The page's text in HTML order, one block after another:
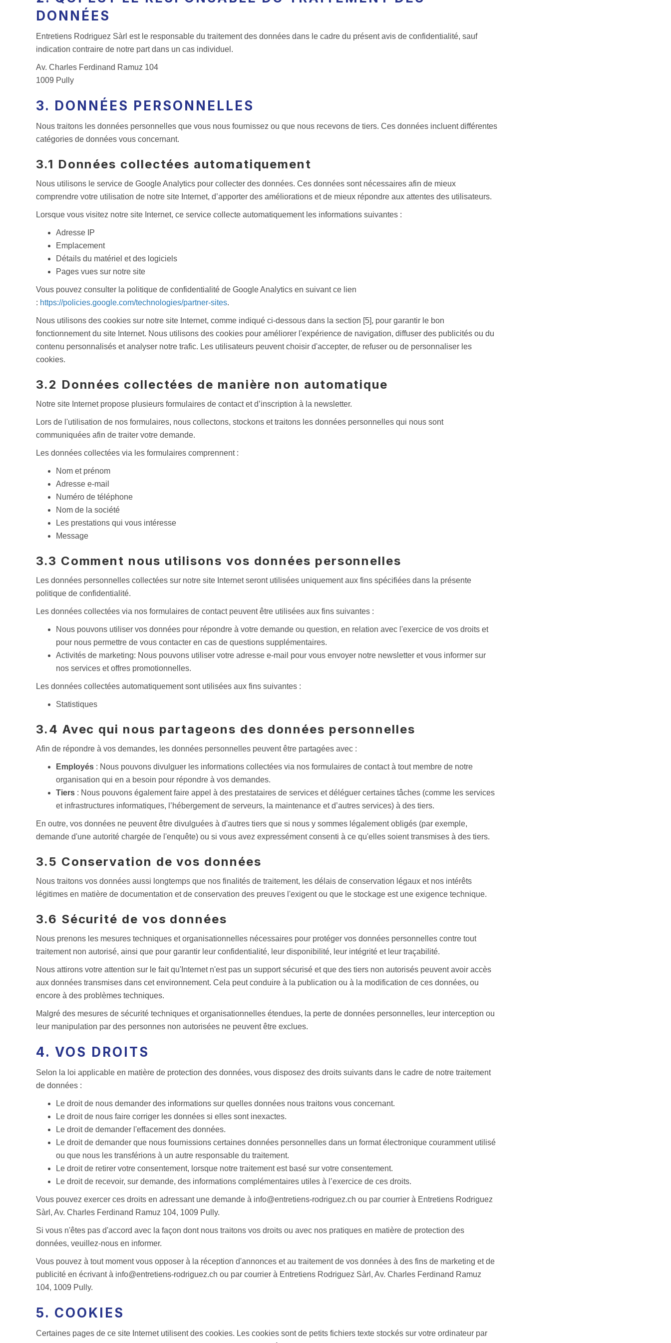
DONNÉES
Entretiens Rodriguez Sàrl est le responsable du traitement des données dans le cadre du présent avis de confidentialité, sauf
indication contraire de notre part dans un cas individuel.
Av. Charles Ferdinand Ramuz 104
1009 Pully
3. DONNÉES PERSONNELLES
Nous traitons les données personnelles que vous nous fournissez ou que nous recevons de tiers. Ces données incluent différentes
catégories de données vous concernant.
3.1 Données collectées automatiquement
Nous utilisons le service de Google Analytics pour collecter des données. Ces données sont nécessaires afin de mieux
comprendre votre utilisation de notre site Internet, d’apporter des améliorations et de mieux répondre aux attentes des utilisateurs.
Lorsque vous visitez notre site Internet, ce service collecte automatiquement les informations suivantes :
Adresse IP
Emplacement
Détails du matériel et des logiciels
Pages vues sur notre site
Vous pouvez consulter la politique de confidentialité de Google Analytics en suivant ce lien
: https://policies.google.com/technologies/partner-sites.
Nous utilisons des cookies sur notre site Internet, comme indiqué ci-dessous dans la section [5], pour garantir le bon
fonctionnement du site Internet. Nous utilisons des cookies pour améliorer l'expérience de navigation, diffuser des publicités ou du
contenu personnalisés et analyser notre trafic. Les utilisateurs peuvent choisir d'accepter, de refuser ou de personnaliser les
cookies.
3.2 Données collectées de manière non automatique
Notre site Internet propose plusieurs formulaires de contact et d’inscription à la newsletter.
Lors de l'utilisation de nos formulaires, nous collectons, stockons et traitons les données personnelles qui nous sont
communiquées afin de traiter votre demande.
Les données collectées via les formulaires comprennent :
Nom et prénom
Adresse e-mail
Numéro de téléphone
Nom de la société
Les prestations qui vous intéresse
Message
3.3 Comment nous utilisons vos données personnelles
Les données personnelles collectées sur notre site Internet seront utilisées uniquement aux fins spécifiées dans la présente
politique de confidentialité.
Les données collectées via nos formulaires de contact peuvent être utilisées aux fins suivantes :
Nous pouvons utiliser vos données pour répondre à votre demande ou question, en relation avec l'exercice de vos droits et
pour nous permettre de vous contacter en cas de questions supplémentaires.
Activités de marketing: Nous pouvons utiliser votre adresse e-mail pour vous envoyer notre newsletter et vous informer sur
nos services et offres promotionnelles.
Les données collectées automatiquement sont utilisées aux fins suivantes :
Statistiques
3.4 Avec qui nous partageons des données personnelles
Afin de répondre à vos demandes, les données personnelles peuvent être partagées avec :
Employés : Nous pouvons divulguer les informations collectées via nos formulaires de contact à tout membre de notre
organisation qui en a besoin pour répondre à vos demandes.
Tiers : Nous pouvons également faire appel à des prestataires de services et déléguer certaines tâches (comme les services
et infrastructures informatiques, l’hébergement de serveurs, la maintenance et d’autres services) à des tiers.
En outre, vos données ne peuvent être divulguées à d'autres tiers que si nous y sommes légalement obligés (par exemple,
demande d'une autorité chargée de l'enquête) ou si vous avez expressément consenti à ce qu'elles soient transmises à des tiers.
3.5 Conservation de vos données
Nous traitons vos données aussi longtemps que nos finalités de traitement, les délais de conservation légaux et nos intérêts
légitimes en matière de documentation et de conservation des preuves l'exigent ou que le stockage est une exigence technique.
3.6 Sécurité de vos données
Nous prenons les mesures techniques et organisationnelles nécessaires pour protéger vos données personnelles contre tout
traitement non autorisé, ainsi que pour garantir leur confidentialité, leur disponibilité, leur intégrité et leur traçabilité.
Nous attirons votre attention sur le fait qu'Internet n'est pas un support sécurisé et que des tiers non autorisés peuvent avoir accès
aux données transmises dans cet environnement. Cela peut conduire à la publication ou à la modification de ces données, ou
encore à des problèmes techniques.
Malgré des mesures de sécurité techniques et organisationnelles étendues, la perte de données personnelles, leur interception ou
leur manipulation par des personnes non autorisées ne peuvent être exclues.
4. VOS DROITS
Selon la loi applicable en matière de protection des données, vous disposez des droits suivants dans le cadre de notre traitement
de données :
Le droit de nous demander des informations sur quelles données nous traitons vous concernant.
Le droit de nous faire corriger les données si elles sont inexactes.
Le droit de demander l'effacement des données.
Le droit de demander que nous fournissions certaines données personnelles dans un format électronique couramment utilisé
ou que nous les transférions à un autre responsable du traitement.
Le droit de retirer votre consentement, lorsque notre traitement est basé sur votre consentement.
Le droit de recevoir, sur demande, des informations complémentaires utiles à l’exercice de ces droits.
Vous pouvez exercer ces droits en adressant une demande à info@entretiens-rodriguez.ch ou par courrier à Entretiens Rodriguez
Sàrl, Av. Charles Ferdinand Ramuz 104, 1009 Pully.
Si vous n'êtes pas d'accord avec la façon dont nous traitons vos droits ou avec nos pratiques en matière de protection des
données, veuillez-nous en informer.
Vous pouvez à tout moment vous opposer à la réception d'annonces et au traitement de vos données à des fins de marketing et de
publicité en écrivant à info@entretiens-rodriguez.ch ou par courrier à Entretiens Rodriguez Sàrl, Av. Charles Ferdinand Ramuz
104, 1009 Pully.
5. COOKIES
Certaines pages de ce site Internet utilisent des cookies. Les cookies sont de petits fichiers texte stockés sur votre ordinateur par